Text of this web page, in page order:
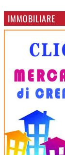
IMMOBILIARE